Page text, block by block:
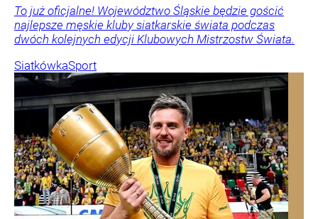
To już oficjalne! Województwo Śląskie będzie gościć
najlepsze męskie kluby siatkarskie świata podczas
dwóch kolejnych edycji Klubowych Mistrzostw Świata.
SiatkówkaSport